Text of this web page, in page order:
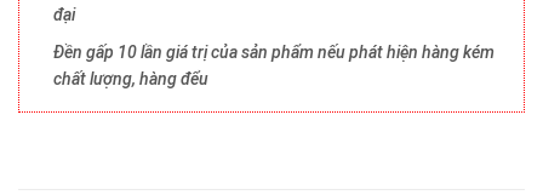
đại
Đền gấp 10 lần giá trị của sản phẩm nếu phát hiện hàng kém
chất lượng, hàng đểu